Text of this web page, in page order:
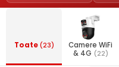
Toate(23)
Camere WiFi
& 4G (22)